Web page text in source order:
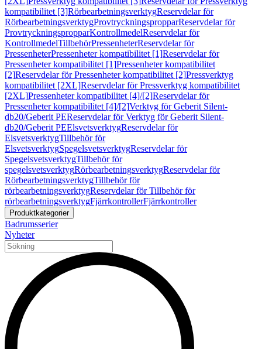
kompatibilitet [3]RörbearbetningsverktygReservdelar för
RörbearbetningsverktygProvtryckningspropparReservdelar för
ProvtryckningspropparKontrollmedelReservdelar för
KontrollmedelTillbehörPressenheterReservdelar för
PressenheterPressenheter kompatibilitet [1]Reservdelar för
Pressenheter kompatibilitet [1]Pressenheter kompatibilitet
[2]Reservdelar för Pressenheter kompatibilitet [2]Pressverktyg
kompatibilitet [2XL]Reservdelar för Pressverktyg kompatibilitet
[2XL]Pressenheter kompatibilitet [4]/[2]Reservdelar för
Pressenheter kompatibilitet [4]/[2]Verktyg för Geberit Silent-
db20/Geberit PEReservdelar för Verktyg för Geberit Silent-
db20/Geberit PEElsvetsverktygReservdelar för
ElsvetsverktygTillbehör för
ElsvetsverktygSpegelsvetsverktygReservdelar för
SpegelsvetsverktygTillbehör för
spegelsvetsverktygRörbearbetningsverktygReservdelar för
RörbearbetningsverktygTillbehör för
rörbearbetningsverktygReservdelar för Tillbehör för
rörbearbetningsverktygFjärrkontrollerFjärrkontroller
Produktkategorier
Badrumsserier
Nyheter